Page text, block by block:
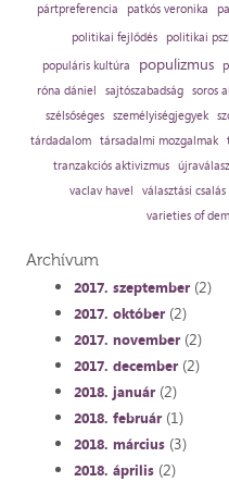
pártpreferencia patkós veronika
politikai fejlődés
politikai
populáris kultúra
populizmus
róna dániel
sajtószabadság soros
szélsőséges
személyiségjegyek
tárdadalom társadalmi mozgalmak
tranzakciós aktivizmus
vaclav havel
választási csalás
varieties of
Archívum
2017. szeptember(2)
2017. október(2)
2017. november(2)
2017. december(2)
2018. január(2)
2018. február(1)
2018. március(3)
2018. április(2)